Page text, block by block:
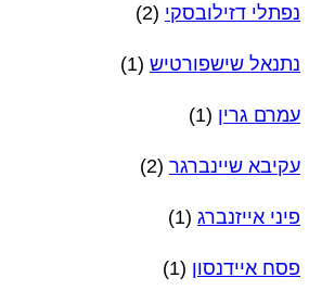
נפתלי דזילובסקי (2)
נתנאל שישפורטיש (1)
עמרם גרין (1)
עקיבא שיינברגר (2)
פיני אייזנברג (1)
פסח איידנסון (1)